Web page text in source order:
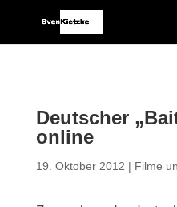
Deutscher
online
19. Oktober 2012 | Filme